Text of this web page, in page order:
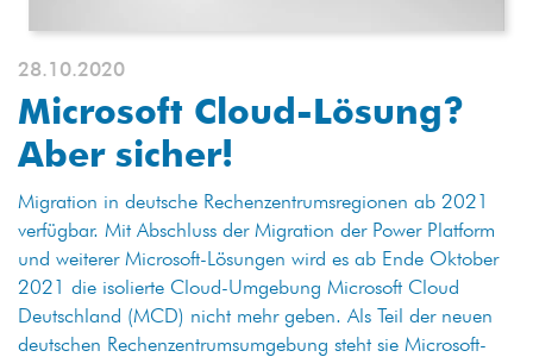
28.10.2020
Microsoft Cloud-Lösung?
Aber sicher!
Migration in deutsche Rechenzentrumsregionen ab 2021
verfügbar. Mit Abschluss der Migration der Power Platform
und weiterer Microsoft-Lösungen wird es ab Ende Oktober
2021 die isolierte Cloud-Umgebung Microsoft Cloud
Deutschland (MCD) nicht mehr geben. Als Teil der neuen
deutschen Rechenzentrumsumgebung steht sie Microsoft-